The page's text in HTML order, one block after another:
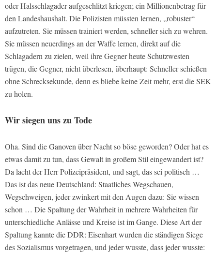
oder Halsschlagader aufgeschlitzt kriegen; ein Millionenbetrag für
den Landeshaushalt. Die Polizisten müssten lernen, „robuster“
aufzutreten. Sie müssen trainiert werden, schneller sich zu wehren.
Sie müssen neuerdings an der Waffe lernen, direkt auf die
Schlagadern zu zielen, weil ihre Gegner heute Schutzwesten
trügen, die Gegner, nicht überlesen, überhaupt: Schneller schießen
ohne Schrecksekunde, denn es bliebe keine Zeit mehr, erst die SEK
zu holen.
Wir siegen uns zu Tode
Oha. Sind die Ganoven über Nacht so böse geworden? Oder hat es
etwas damit zu tun, dass Gewalt in großem Stil eingewandert ist?
Da lacht der Herr Polizeipräsident, und sagt, das sei politisch …
Das ist das neue Deutschland: Staatliches Wegschauen,
Wegschweigen, jeder zwinkert mit den Augen dazu: Sie wissen
schon … Die Spaltung der Wahrheit in mehrere Wahrheiten für
unterschiedliche Anlässe und Kreise ist im Gange. Diese Art der
Spaltung kannte die DDR: Eisenhart wurden die ständigen Siege
des Sozialismus vorgetragen, und jeder wusste, dass jeder wusste: